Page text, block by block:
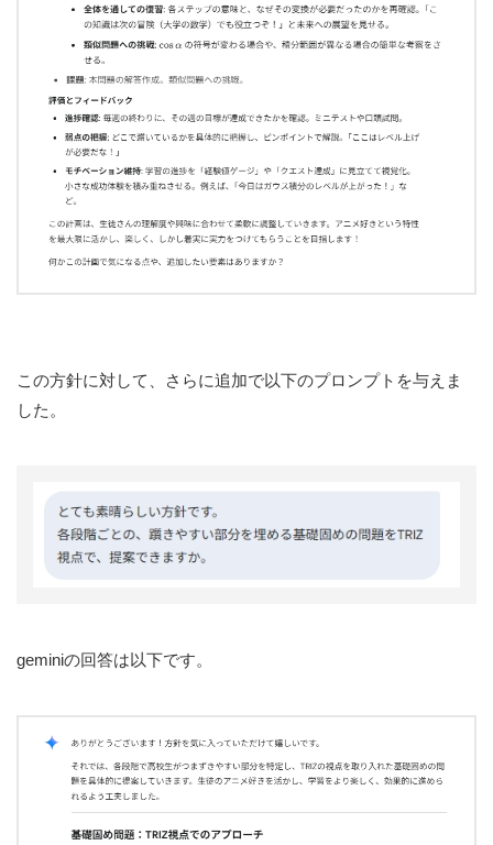
この方針に対して、さらに追加で以下のプロンプトを与えま
した。
geminiの回答は以下です。